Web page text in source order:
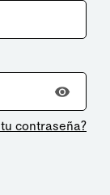
contraseña?